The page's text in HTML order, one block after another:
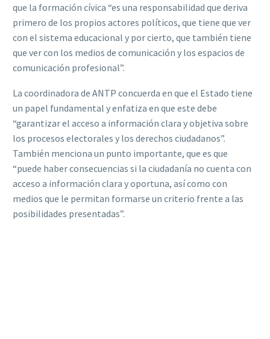
que la formación cívica “es una responsabilidad que deriva
primero de los propios actores políticos, que tiene que ver
con el sistema educacional y por cierto, que también tiene
que ver con los medios de comunicación y los espacios de
comunicación profesional”.
La coordinadora de ANTP concuerda en que el Estado tiene
un papel fundamental y enfatiza en que este debe
“garantizar el acceso a información clara y objetiva sobre
los procesos electorales y los derechos ciudadanos”.
También menciona un punto importante, que es que
“puede haber consecuencias si la ciudadanía no cuenta con
acceso a información clara y oportuna, así como con
medios que le permitan formarse un criterio frente a las
posibilidades presentadas”.